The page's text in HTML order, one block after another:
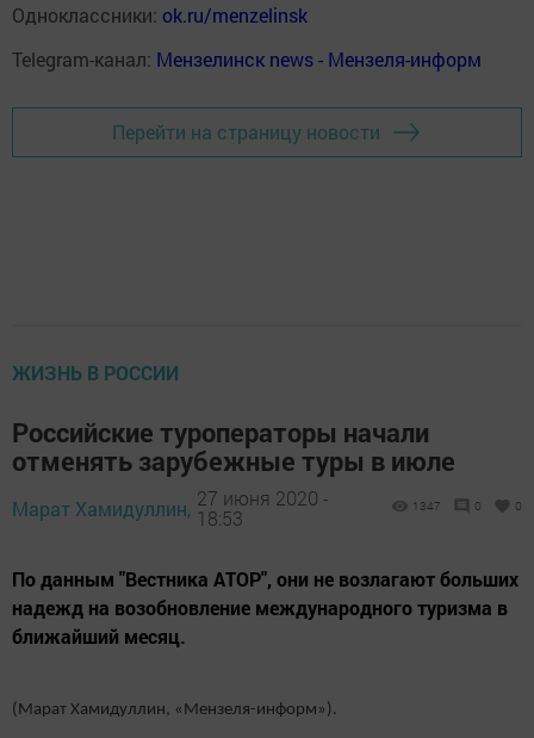
Одноклассники: ok.ru/menzelinsk
Telegram-канал: Мензелинск news - Мензеля-информ
Перейти на страницу новости
ЖИЗНЬ В РОССИИ
Российские туроператоры начали
отменять зарубежные туры в июле
Марат Хамидуллин, 27 июня 2020 -
18:53
1347 0 0
По данным "Вестника АТОР", они не возлагают больших
надежд на возобновление международного туризма в
ближайший месяц.
(Марат Хамидуллин, «Мензеля-информ»).